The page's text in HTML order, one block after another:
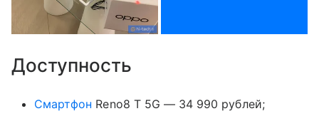
Доступность
Смартфон Reno8 T 5G — 34 990 рублей;